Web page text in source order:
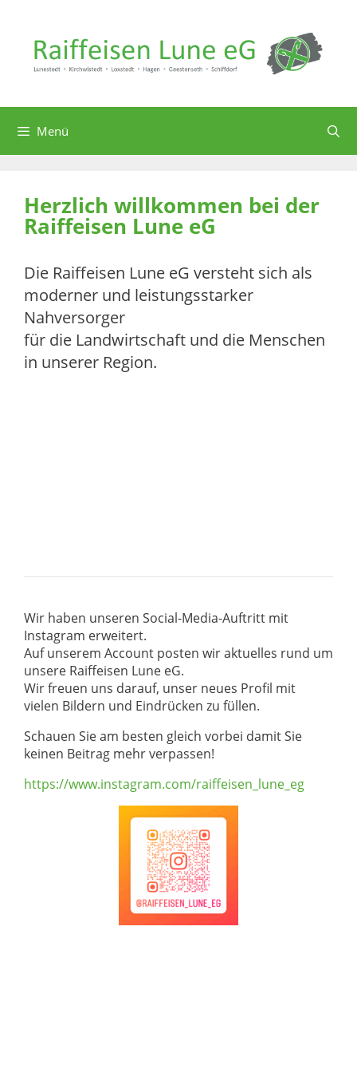
springen
Menü
Herzlich willkommen bei der
Raiffeisen Lune eG
Die Raiffeisen Lune eG versteht sich als
moderner und leistungsstarker
Nahversorger
für die Landwirtschaft und die Menschen
in unserer Region.
Wir haben unseren Social-Media-Auftritt mit
Instagram erweitert.
Auf unserem Account posten wir aktuelles rund um
unsere Raiffeisen Lune eG.
Wir freuen uns darauf, unser neues Profil mit
vielen Bildern und Eindrücken zu füllen.
Schauen Sie am besten gleich vorbei damit Sie
keinen Beitrag mehr verpassen!
https://www.instagram.com/raiffeisen_lune_eg